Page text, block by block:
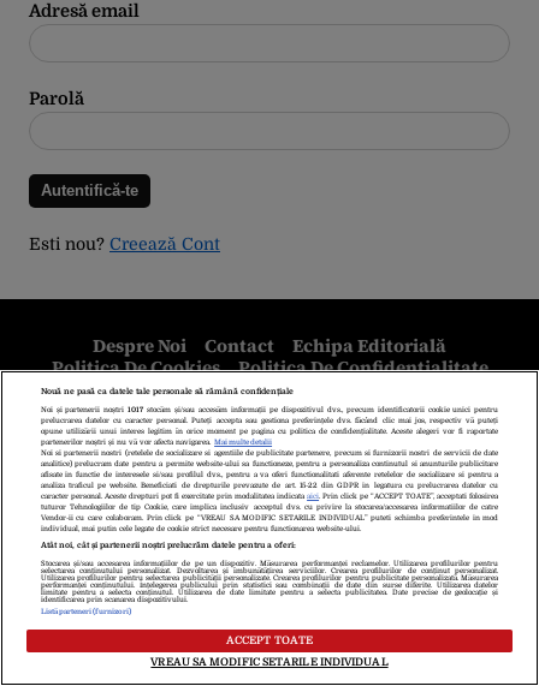
Adresă email
Parolă
Esti nou? Creează Cont
Despre Noi Contact
Echipa Editorială
Politica De Cookies
Politica De Confidențialitate
Termeni Și Condiții
copyright © 2026
Citarea se poate face în limita a 250 de semne. Nici o instituţie sau persoană
(site-uri, instituţii mass-media, firme de monitorizare) nu poate reproduce
integral scrierile publicistice purtătoare de Drepturi de Autor.
Decizia ONJN nr. 1598/16.09.2021. Jocurile de noroc sunt interzise
minorilor.